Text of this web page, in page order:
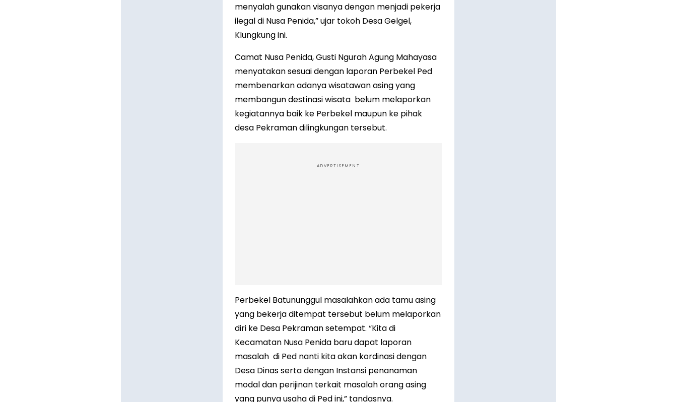
menyalah gunakan visanya dengan menjadi pekerja
ilegal di Nusa Penida,” ujar tokoh Desa Gelgel,
Klungkung ini.
Camat Nusa Penida, Gusti Ngurah Agung Mahayasa
menyatakan sesuai dengan laporan Perbekel Ped
membenarkan adanya wisatawan asing yang
membangun destinasi wisata belum melaporkan
kegiatannya baik ke Perbekel maupun ke pihak
desa Pekraman dilingkungan tersebut.
ADVERTISEMENT
Perbekel Batununggul masalahkan ada tamu asing
yang bekerja ditempat tersebut belum melaporkan
diri ke Desa Pekraman setempat. “Kita di
Kecamatan Nusa Penida baru dapat laporan
masalah di Ped nanti kita akan kordinasi dengan
Desa Dinas serta dengan Instansi penanaman
modal dan perijinan terkait masalah orang asing
yang punya usaha di Ped ini,” tandasnya.